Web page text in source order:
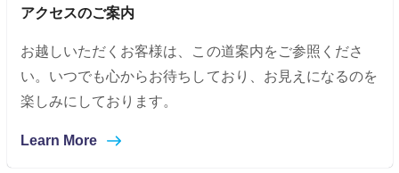
アクセスのご案内
お越しいただくお客様は、この道案内をご参照くださ
い。いつでも心からお待ちしており、お見えになるのを
楽しみにしております。
Learn More